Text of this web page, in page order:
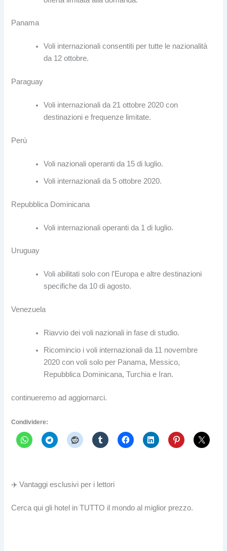
Panama
Voli internazionali consentiti per tutte le nazionalità
da 12 ottobre.
Paraguay
Voli internazionali da 21 ottobre 2020 con
destinazioni e frequenze limitate.
Perù
Voli nazionali operanti da 15 di luglio.
Voli internazionali da 5 ottobre 2020.
Repubblica Dominicana
Voli internazionali operanti da 1 di luglio.
Uruguay
Voli abilitati solo con l'Europa e altre destinazioni
specifiche da 10 di agosto.
Venezuela
Riavvio dei voli nazionali in fase di studio.
Ricomincio i voli internazionali da 11 novembre
2020 con voli solo per Panama, Messico,
Repubblica Dominicana, Turchia e Iran.
continueremo ad aggiornarci.
Condividere:
✈️ Vantaggi esclusivi per i lettori
Cerca qui gli hotel in TUTTO il mondo al miglior prezzo.